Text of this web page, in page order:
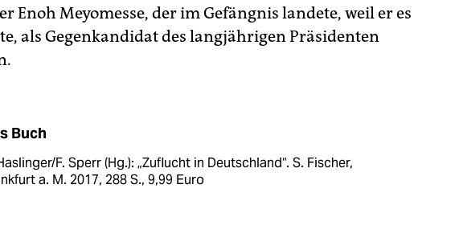
Enoh Meyomesse, der im Gefängnis landete, weil er es
als Gegenkandidat des langjährigen Präsidenten
Buch
F. Sperr (Hg.): „Zuflucht in Deutschland“. S. Fischer,
a. M. 2017, 288 S., 9,99 Euro